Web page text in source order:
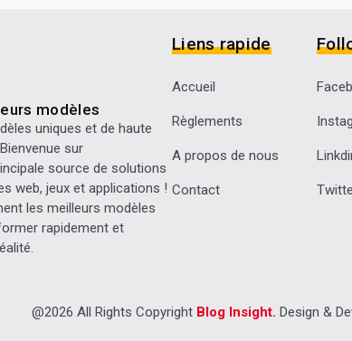
modèles
uniques et de haute
sur
source de solutions
web, jeux et applications !
les meilleurs modèles
rapidement et
Liens rapide
Accueil
Règlements
A propos de nous
Contact
@2026 All Rights Copyright Blog Insight. Design &